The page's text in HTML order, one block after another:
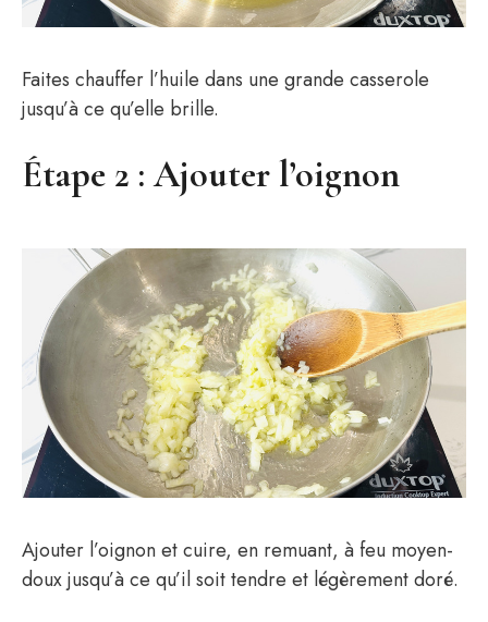
Faites chauffer l’huile dans une grande casserole
jusqu’à ce qu’elle brille.
Étape 2 : Ajouter l’oignon
Ajouter l’oignon et cuire, en remuant, à feu moyen-
doux jusqu’à ce qu’il soit tendre et légèrement doré.